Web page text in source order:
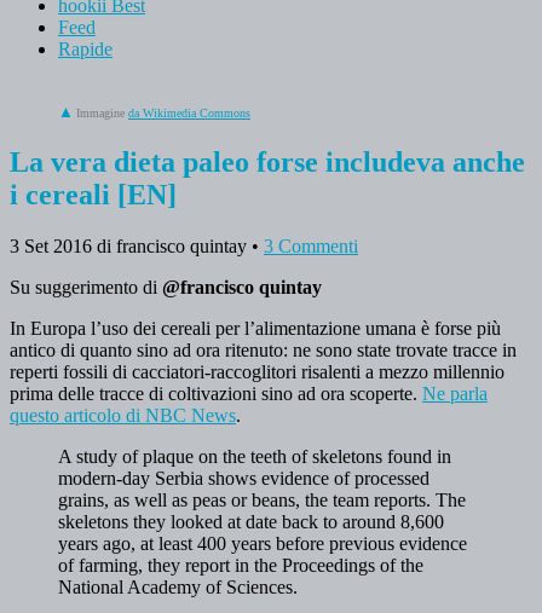
hookii Best
Feed
Rapide
Immagine da Wikimedia Commons
La vera dieta paleo forse includeva anche
i cereali [EN]
3 Set 2016 di francisco quintay • 3 Commenti
Su suggerimento di @francisco quintay
In Europa l’uso dei cereali per l’alimentazione umana è forse più
antico di quanto sino ad ora ritenuto: ne sono state trovate tracce in
reperti fossili di cacciatori-raccoglitori risalenti a mezzo millennio
prima delle tracce di coltivazioni sino ad ora scoperte. Ne parla
questo articolo di NBC News.
A study of plaque on the teeth of skeletons found in
modern-day Serbia shows evidence of processed
grains, as well as peas or beans, the team reports. The
skeletons they looked at date back to around 8,600
years ago, at least 400 years before previous evidence
of farming, they report in the Proceedings of the
National Academy of Sciences.